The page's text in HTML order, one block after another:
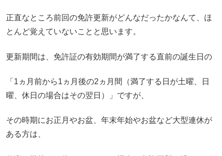
正直なところ前回の免許更新がどんなだったかなんて、ほ
とんど覚えていないことと思います。
更新期間は、免許証の有効期間が満了する直前の誕生日の
「1ヵ月前から1ヵ月後の2ヵ月間（満了する日が土曜、日
曜、休日の場合はその翌日）」ですが、
その時期にお正月やお盆、年末年始やお盆など大型連休が
ある方は、